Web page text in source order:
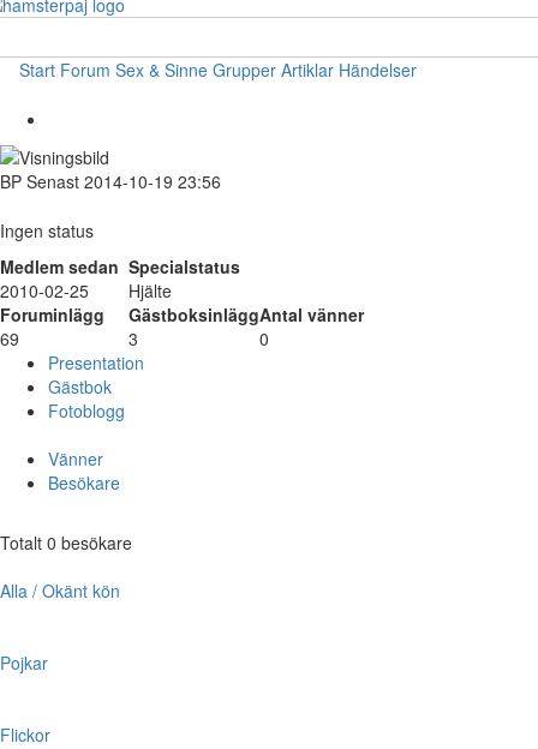
Start Forum Sex & Sinne Grupper Artiklar Händelser
BP Senast 2014-10-19 23:56
Ingen status
Medlem sedan Specialstatus
2010-02-25
Hjälte
Foruminlägg
GästboksinläggAntal vänner
69
3
0
Presentation
Gästbok
Fotoblogg
Vänner
Besökare
Totalt 0 besökare
Alla / Okänt kön
Pojkar
Flickor